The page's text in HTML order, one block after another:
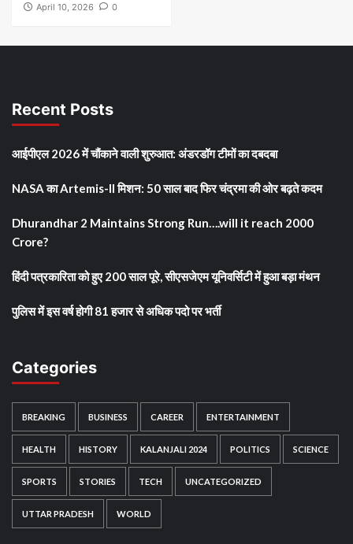
April 10, 2026
0
Recent Posts
आईपीएल 2026 में चौंकाने वाली शुरुआत: अंडरडॉग टीमों का दबदबा
NASA का Artemis-II मिशन: 50 साल बाद फिर चंद्रमा की ओर बढ़ते कदम
Dhurandhar 2 Maintains Strong Run….will it reach 2000
Crore?
हिंदी पत्रकारिता को हुए 200 साल पूरे, सीएसजेएम यूनिवर्सिटी में हुआ बड़ा मंथन
पुलिस में इस वर्ष होगी 81 हजार से अधिक पदो पर भर्ती
Categories
BREAKING BUSINESS CAREER ENTERTAINMENT
HEALTH HISTORY KALANJALI 2024 POLITICS SCIENCE
SPORTS STORIES TECH UNCATEGORIZED
UTTAR PRADESH WORLD